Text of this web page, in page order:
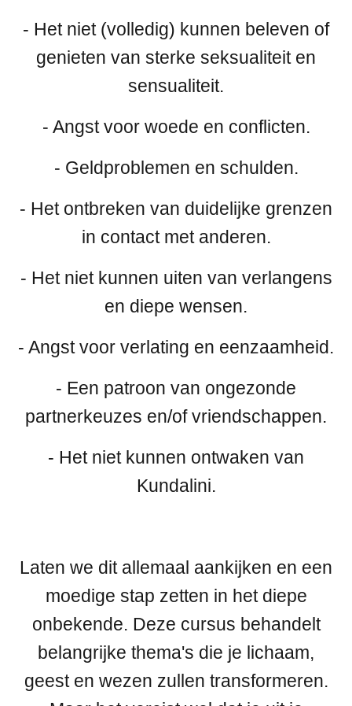
- Het niet (volledig) kunnen beleven of
genieten van sterke seksualiteit en
sensualiteit.
- Angst voor woede en conflicten.
- Geldproblemen en schulden.
- Het ontbreken van duidelijke grenzen
in contact met anderen.
- Het niet kunnen uiten van verlangens
en diepe wensen.
- Angst voor verlating en eenzaamheid.
- Een patroon van ongezonde
partnerkeuzes en/of vriendschappen.
- Het niet kunnen ontwaken van
Kundalini.
Laten we dit allemaal aankijken en een
moedige stap zetten in het diepe
onbekende. Deze cursus behandelt
belangrijke thema's die je lichaam,
geest en wezen zullen transformeren.